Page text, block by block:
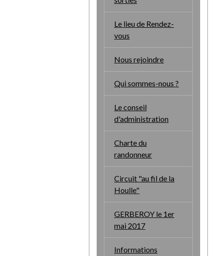
Le lieu de Rendez-
vous
Nous rejoindre
Qui sommes-nous ?
Le conseil
d'administration
Charte du
randonneur
Circuit "au fil de la
Houlle"
GERBEROY le 1er
mai 2017
Informations